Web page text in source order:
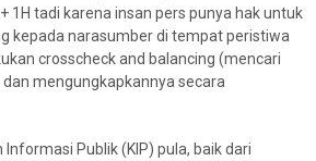
1H tadi karena insan pers punya hak untuk
kepada narasumber di tempat peristiwa
crosscheck and balancing (mencari
mengungkapkannya secara
Publik (KIP) pula, baik dari